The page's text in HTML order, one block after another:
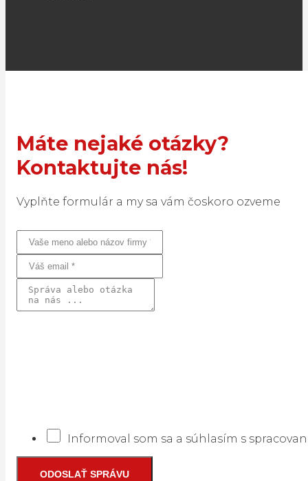
Máte nejaké otázky?
Kontaktujte nás!
Vyplňte formulár a my sa vám čoskoro ozveme
Informoval som sa a súhlasím s
ODOSLAŤ SPRÁVU